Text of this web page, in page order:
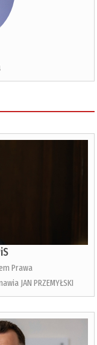
Prawa
JAN PRZEMYŁSKI